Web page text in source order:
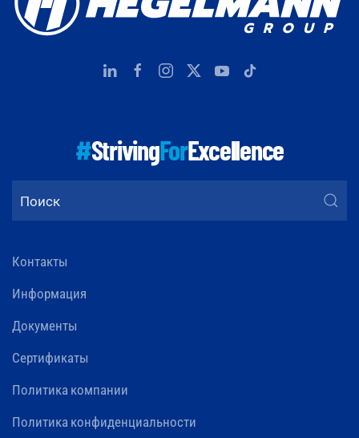
#StrivingForExcellence
Контакты
Информация
Документы
Сертификаты
Политика компании
Политика конфиденциальности